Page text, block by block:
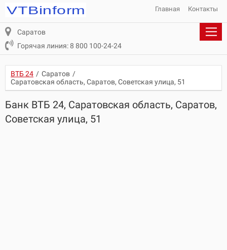
Главная Контакты
Саратов
Горячая линия: 8 800 100-24-24
ВТБ 24 / Саратов /
Саратовская область, Саратов, Советская улица, 51
Банк ВТБ 24, Саратовская область, Саратов,
Советская улица, 51